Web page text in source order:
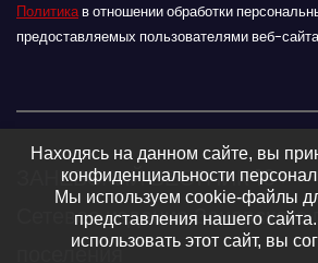
Политикав отношении обработки
предоставляемых пользователями веб-
ЗАНЕВСКИЙ ВЕСТНИК 16+
Сетевое издание Заневского
поселения
Находясь на данном сайте, вы
конфиденциальности
Мы используем cookie-файлы
представления нашего
использовать этот сайт, вы